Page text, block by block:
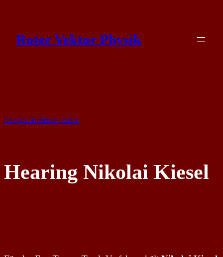
content
Roter Vektor Physik
10 April 2019Roter Vektor
Hearing Nikolai Kiesel